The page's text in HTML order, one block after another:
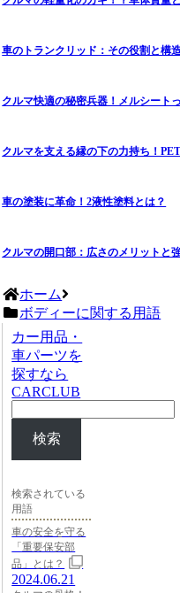
車のトランクリッド：その役割と構
クルマ快適の秘密兵器！メルシート
クルマを支える縁の下の力持ち！
車の塗装に革命！2液性塗料とは？
クルマの開口部：広さのメリットと
ホーム
ボディーに関する用語
カー用品・
車パーツを
探すなら
CARCLUB
検索
検索されている
用語
車の安全を守る
「重要保安部
品」とは？
2024.06.21